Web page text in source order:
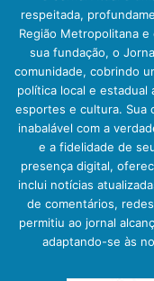
respeitada,
Região Metropolitana
sua fundação, o
comunidade, cobrindo
política local e
esportes e cultura. Sua
inabalável com a
e a fidelidade de
presença digital,
inclui notícias
de comentários,
permitiu ao jornal
adaptando-se às